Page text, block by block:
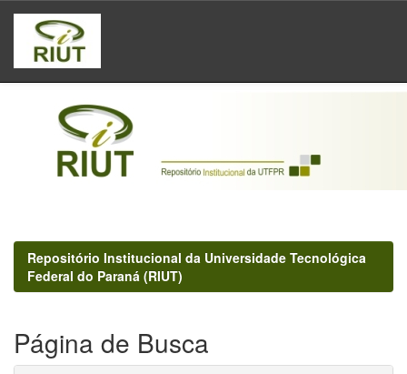
Skip
navigation
Repositório Institucional da Universidade Tecnológica
Federal do Paraná (RIUT)
Página de Busca